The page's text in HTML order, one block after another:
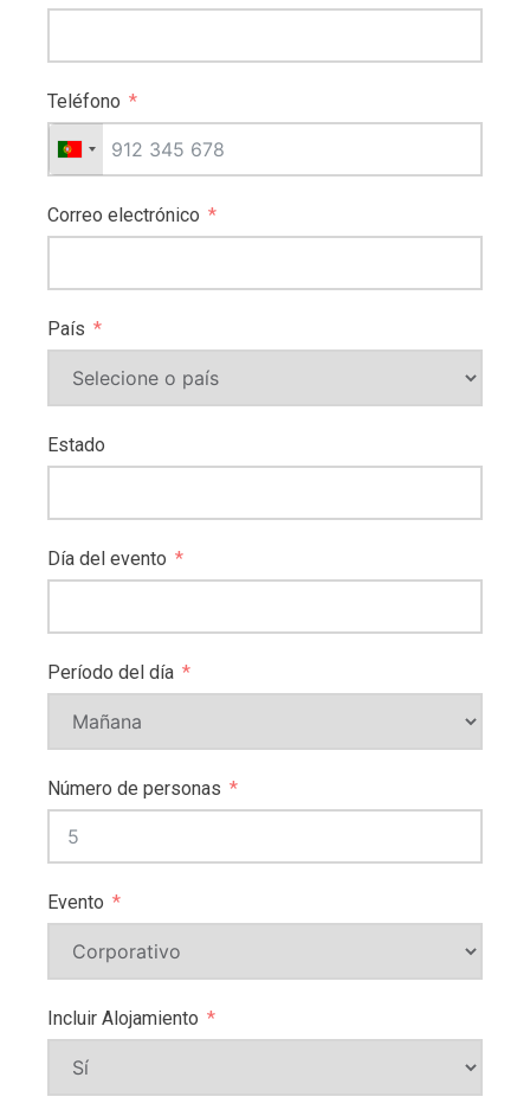
Teléfono
Correo electrónico
País
Estado
Día del evento
Período del día
Número de personas
Evento
Incluir Alojamiento